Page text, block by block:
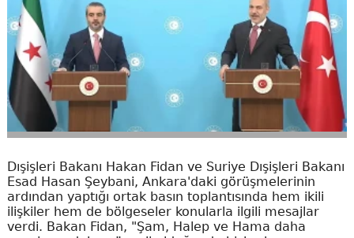
Dışişleri Bakanı Hakan Fidan ve Suriye Dışişleri Bakanı
Esad Hasan Şeybani, Ankara'daki görüşmelerinin
ardından yaptığı ortak basın toplantısında hem ikili
ilişkiler hem de bölgeseler konularla ilgili mesajlar
verdi. Bakan Fidan, "Şam, Halep ve Hama daha